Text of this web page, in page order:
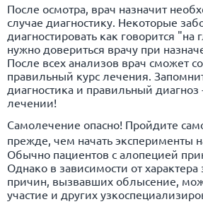
После осмотра, врач назначит
случае диагностику. Некоторые
диагностировать как говорится "на
нужно довериться врачу при
После всех анализов врач сможет
правильный курс лечения.
диагностика и правильный диагноз
лечении!
Самолечение опасно! Пройдите
прежде, чем начать эксперименты
Обычно пациентов с алопецией
Однако в зависимости от
причин, вызвавших облысение,
участие и других